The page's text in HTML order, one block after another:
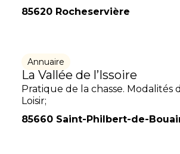
85620 Rocheservière
Annuaire
La Vallée de l’Issoire
Pratique de la chasse. Modalités
Loisir;
85660 Saint-Philbert-de-